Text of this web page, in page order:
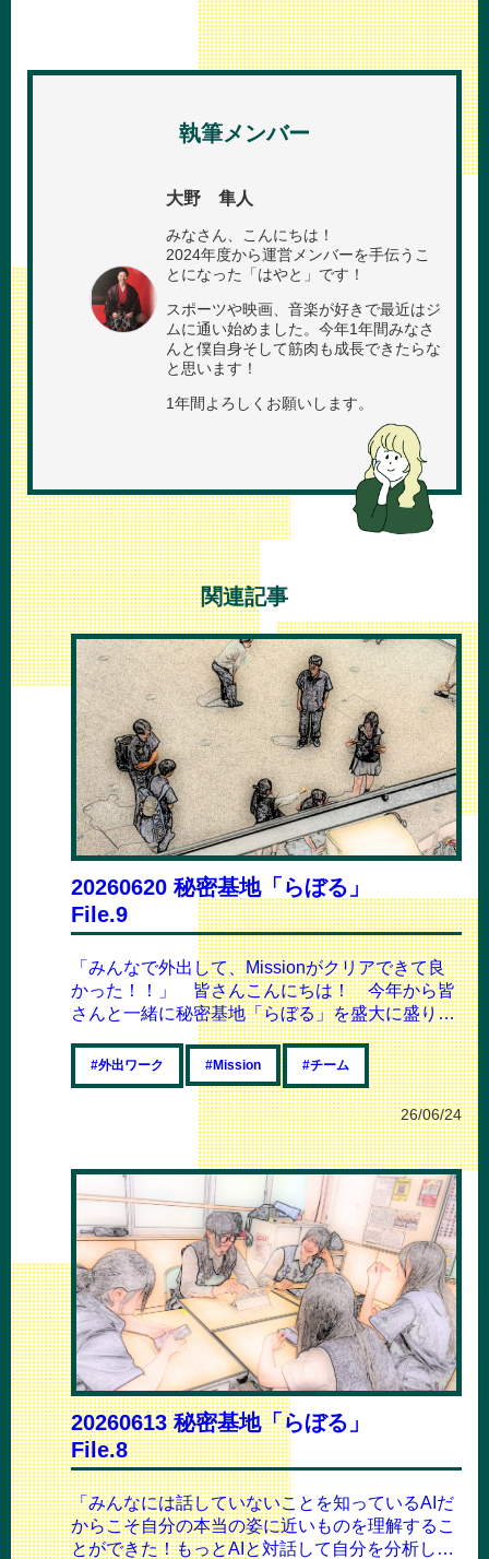
執筆メンバー
大野 隼人
みなさん、こんにちは！
2024年度から運営メンバーを手伝うこ
とになった「はやと」です！
スポーツや映画、音楽が好きで最近はジ
ムに通い始めました。今年1年間みなさ
んと僕自身そして筋肉も成長できたらな
と思います！
1年間よろしくお願いします。
関連記事
20260620 秘密基地「らぼる」
File.9
「みんなで外出して、Missionがクリアできて良
かった！！」 皆さんこんにちは！ 今年から皆
さんと一緒に秘密基地「らぼる」を盛大に盛り上
げていく、運営メンバー2年のおふざけ...
#外出ワーク #Mission #チーム
26/06/24
20260613 秘密基地「らぼる」
File.8
「みんなには話していないことを知っているAIだ
からこそ自分の本当の姿に近いものを理解するこ
とができた！もっとAIと対話して自分を分析して